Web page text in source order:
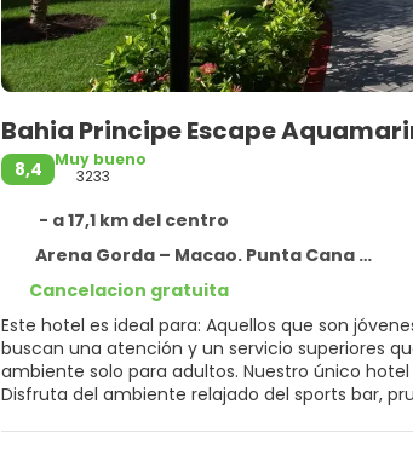
Bahia Principe Escape
8,4
Muy bueno
3233
- a 17,1 km del centro
Arena Gorda – Macao. Punta Cana Provincia La Altagracia. Dominican Republic,
Cancelacion gratuita
Este hotel es ideal para: Aquellos que son
buscan una atención y un servicio superiores
ambiente solo para adultos. Nuestro único
Disfruta del ambiente relajado del sports bar,